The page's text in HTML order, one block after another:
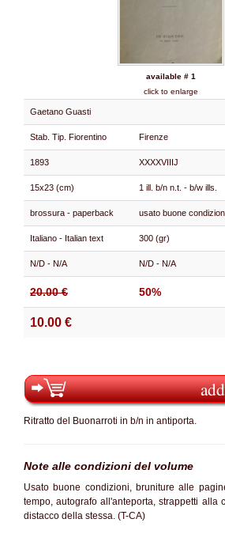
available # 1
click to enlarge
Gaetano Guasti
Stab. Tip. Fiorentino Firenze
1893 XXXXVIIIJ
15x23 (cm) 1 ill. b/n n.t. - b/w ills.
brossura - paperback usato buone
Italiano - Italian text 300 (gr)
N/D - N/A N/D - N/A
20.00 € 50%
10.00 €
Ritratto del Buonarroti in b/n in antiporta.
Note alle condizioni del volume
Usato buone condizioni, bruniture alle
tempo, autografo all'anteporta, strappetti alla
distacco della stessa. (T-CA)